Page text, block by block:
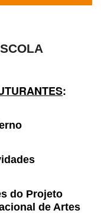
:
do Projeto
de Artes